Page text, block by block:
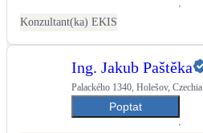
Konzultant(ka) EKIS
Ing. Jakub Paštěka
Palackého 1340, Holešov, Czechia
Poptat